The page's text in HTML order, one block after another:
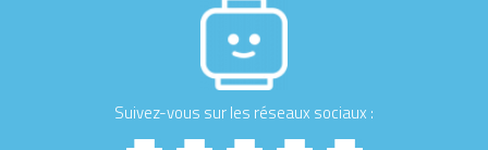
Suivez-vous sur les réseaux sociaux :